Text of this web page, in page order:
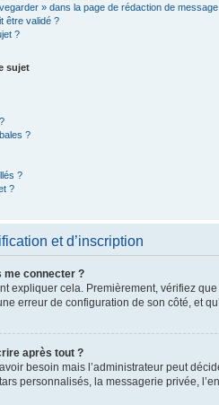
» dans la page de rédaction de
être validé ?
?
sujet
?
?
?
et d’inscription
me connecter ?
expliquer cela. Premièrement, vérifiez
erreur de configuration de son côté, et
après tout ?
besoin mais l’administrateur peut
personnalisés, la messagerie privée,